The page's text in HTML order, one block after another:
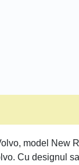
model New
Cu designul